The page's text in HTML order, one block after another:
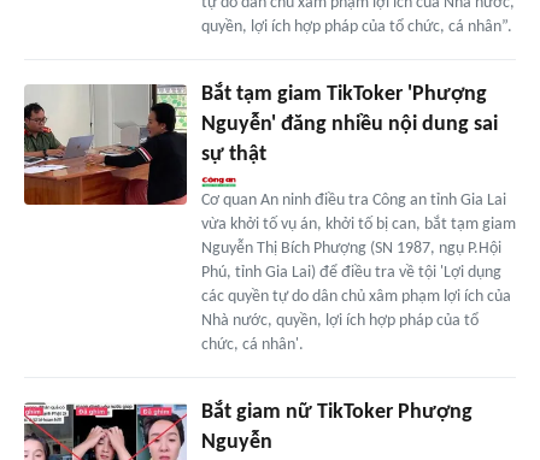
quyền, lợi ích hợp pháp của tổ chức, cá nhân”.
Bắt tạm giam TikToker 'Phượng
Nguyễn' đăng nhiều nội dung sai
sự thật
Cơ quan An ninh điều tra Công an tỉnh Gia Lai
vừa khởi tố vụ án, khởi tố bị can, bắt tạm giam
Nguyễn Thị Bích Phượng (SN 1987, ngụ P.Hội
Phú, tỉnh Gia Lai) để điều tra về tội 'Lợi dụng
các quyền tự do dân chủ xâm phạm lợi ích của
Nhà nước, quyền, lợi ích hợp pháp của tổ
chức, cá nhân'.
Bắt giam nữ TikToker Phượng
Nguyễn